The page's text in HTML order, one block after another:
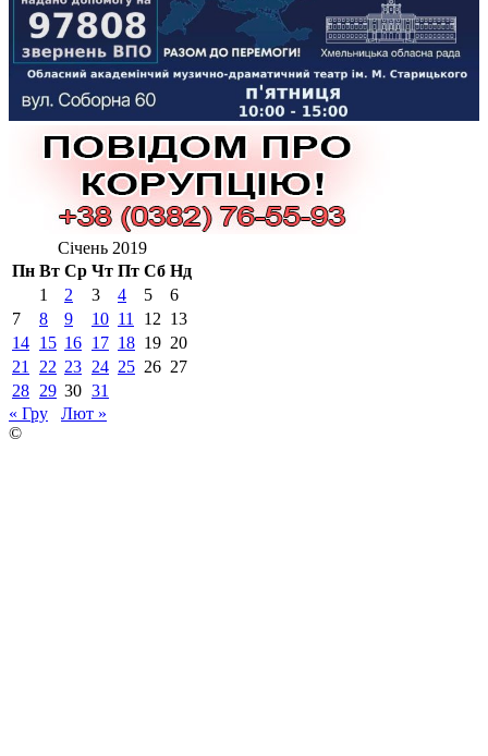
Січень 2019
Пн Вт Ср Чт Пт Сб Нд
1
2 3 4 5
6
7
8 9 10 11 12 13
14 15 16 17 18 19 20
21
22 23 24 25 26 27
28 29 30 31
« Гру
Лют »
©